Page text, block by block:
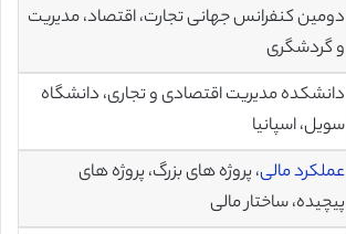
دومین کنفرانس جهانی تجارت، اقتصاد، مدیریت
و گردشگری
دانشکده مدیریت اقتصادی و تجاری، دانشگاه
سویل، اسپانیا
عملکرد مالی، پروژه های بزرگ، پروژه های
پیچیده، ساختار مالی